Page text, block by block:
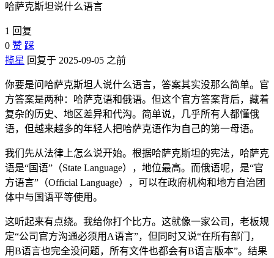
哈萨克斯坦说什么语言
1 回复
0 赞 踩
揽星 回复于 2025-09-05 之前
你要是问哈萨克斯坦人说什么语言，答案其实没那么简单。官
方答案是两种：哈萨克语和俄语。但这个官方答案背后，藏着
复杂的历史、地区差异和代沟。简单说，几乎所有人都懂俄
语，但越来越多的年轻人把哈萨克语作为自己的第一母语。
我们先从法律上怎么说开始。根据哈萨克斯坦的宪法，哈萨克
语是“国语”（State Language），地位最高。而俄语呢，是“官
方语言”（Official Language），可以在政府机构和地方自治团
体中与国语平等使用。
这听起来有点绕。我给你打个比方。这就像一家公司，老板规
定“公司官方沟通必须用A语言”，但同时又说“在所有部门，
用B语言也完全没问题，所有文件也都会有B语言版本”。结果